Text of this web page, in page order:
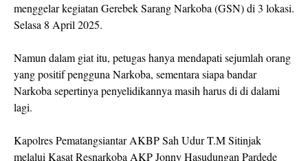
menggelar kegiatan Gerebek Sarang Narkoba (GSN) di 3 lokasi.
Selasa 8 April 2025.
Namun dalam giat itu, petugas hanya mendapati sejumlah orang
yang positif pengguna Narkoba, sementara siapa bandar
Narkoba sepertinya penyelidikannya masih harus di di dalami
lagi.
Kapolres Pematangsiantar AKBP Sah Udur T.M Sitinjak
melalui Kasat Resnarkoba AKP Jonny Hasudungan Pardede